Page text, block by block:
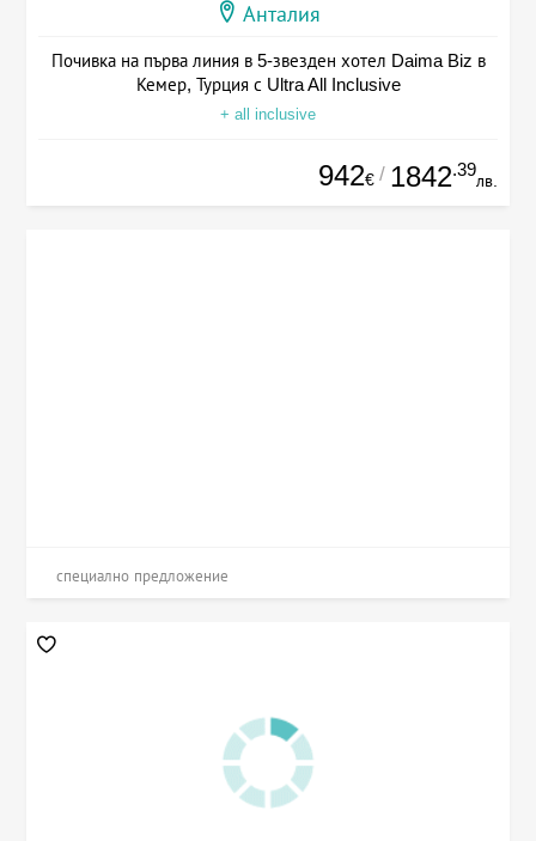
Анталия
Почивка на първа линия в 5-звезден хотел Daima Biz в
Кемер, Турция с Ultra All Inclusive
+ all inclusive
942€ / 1842.39
лв.
специално предложение